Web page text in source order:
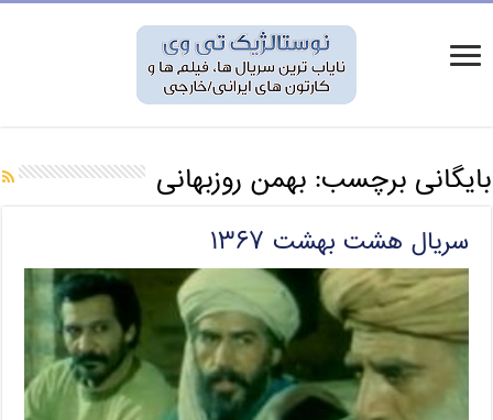
بایگانی برچسب:بهمن روزبهانی
سریال هشت بهشت ۱۳۶۷